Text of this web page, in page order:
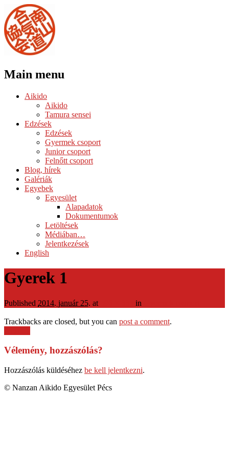
Main menu
Skip
Aikido
Aikido
Tamura sensei
Edzések
Edzések
Gyermek csoport
Junior csoport
Felnőtt csoport
Blog, hírek
Galériák
Egyebek
Egyesület
Alapadatok
Dokumentumok
Letöltések
Médiában…
Jelentkezések
English
Gyerek 1
Published 2014. január 25. at in
Trackbacks are closed, but you can post a comment.
Vélemény, hozzászólás?
Hozzászólás küldéséhez be kell jelentkezni.
© Nanzan Aikido Egyesület Pécs